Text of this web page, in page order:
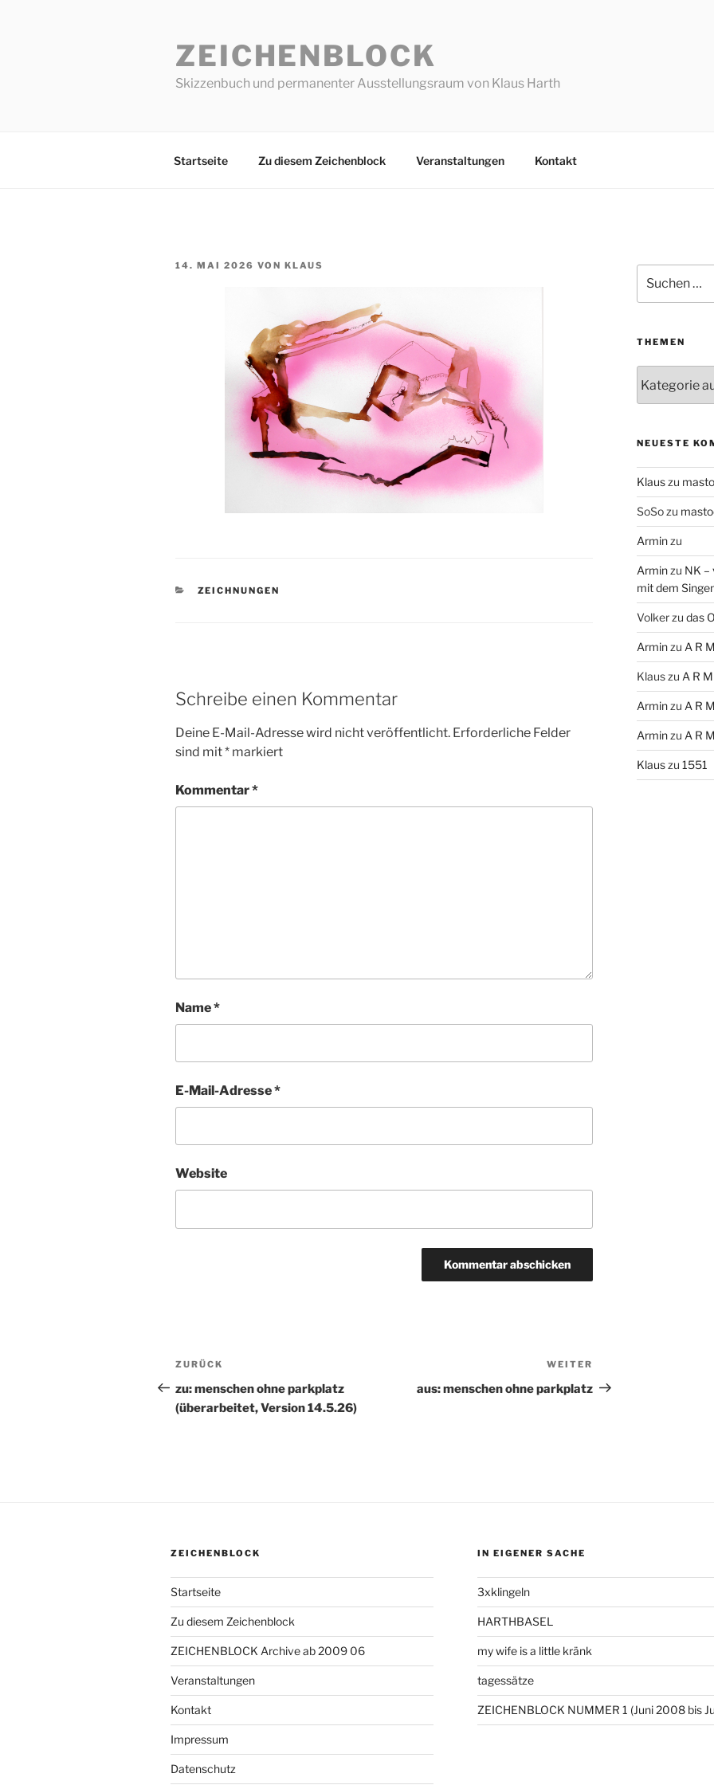
ZEICHENBLOCK
Skizzenbuch und permanenter Ausstellungsraum von Klaus Harth
Startseite Zu diesem Zeichenblock Veranstaltungen Kontakt
VERÖFFENTLICHT
14. MAI 2026 VON KLAUS
KATEGORIEN
ZEICHNUNGEN
Schreibe einen Kommentar
Deine E-Mail-Adresse wird nicht veröffentlicht. Erforderliche Felder
sind mit* markiert
Kommentar*
Name*
E-Mail-Adresse*
Website
Beitragsnavigation
Vorheriger
Beitrag
ZURÜCK
zu: menschen ohne parkplatz
(überarbeitet, Version 14.5.26)
Beitrag
WEITER
aus: menschen ohne parkplatz
nach:
THEMEN
NEUESTE
Klauszu
SoSozu
Arminzu
Arminzu NK –
mit dem
Volkerzu das
Arminzu A R
Klauszu A R
Arminzu A R
Arminzu A R
Klauszu 1551
ZEICHENBLOCK
Startseite
Zu diesem Zeichenblock
ZEICHENBLOCK Archive ab 2009 06
Veranstaltungen
Kontakt
Impressum
Datenschutz
IN EIGENER SACHE
3xklingeln
HARTHBASEL
my wife is a little kränk
tagessätze
ZEICHENBLOCK NUMMER 1 (Juni 2008 bis